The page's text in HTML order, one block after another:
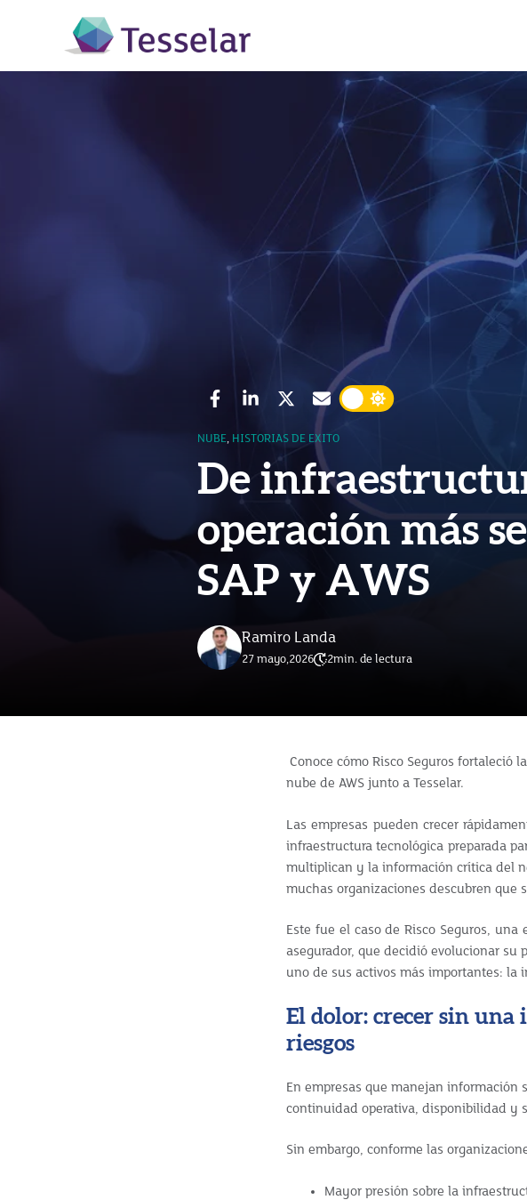
NUBE, HISTORIAS DE EXITO
De
operación más
SAP y AWS
Ramiro Landa
27 mayo,2026 2min. de lectura
Conoce cómo Risco Seguros fortaleció
nube de AWS junto a Tesselar.
Las empresas pueden crecer
infraestructura tecnológica preparada
multiplican y la información crítica del
muchas organizaciones descubren
Este fue el caso de Risco Seguros,
asegurador, que decidió evolucionar su
uno de sus activos más importantes: la
El dolor: crecer sin
riesgos
En empresas que manejan información
continuidad operativa, disponibilidad y
Sin embargo, conforme las
Mayor presión sobre la